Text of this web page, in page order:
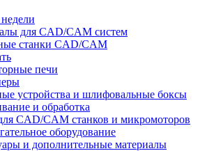
для CAD/CAM систем
станки CAD/CAM
печи
устройства и шлифовальные боксы
и обработка
CAD/CAM станков и микромоторов
оборудование
и дополнительные материалы